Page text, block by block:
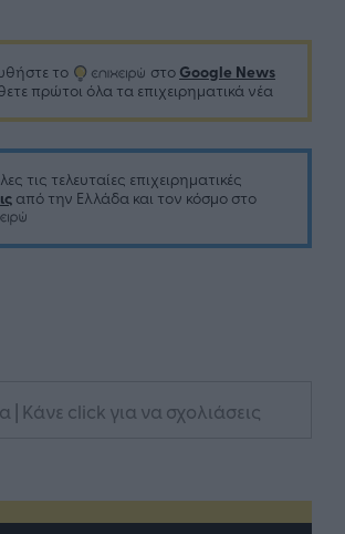
το στο Google News
πρώτοι όλα τα επιχειρηματικά νέα
τις τελευταίες επιχειρηματικές
από την Ελλάδα και τον κόσμο στο
| Κάνε click για να σχολιάσεις